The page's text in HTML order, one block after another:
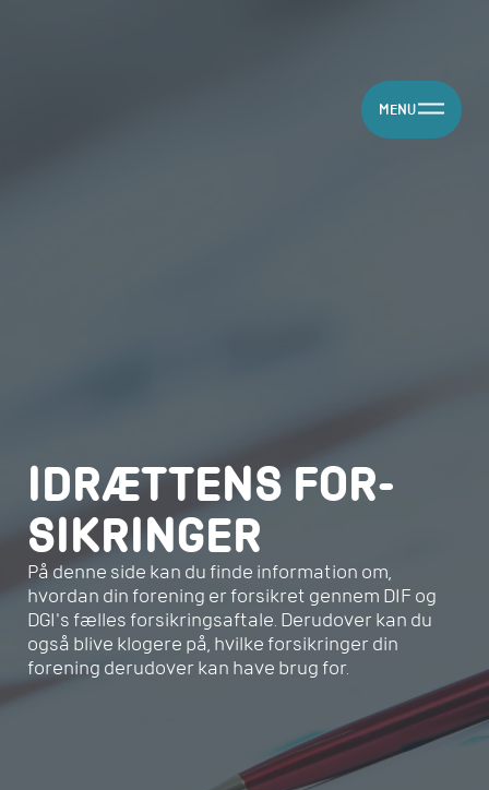
MENU
IDRÆTTENS FOR­
SIKRINGER
På denne side kan du finde information om,
hvordan din forening er forsikret gennem DIF og
DGI's fælles forsikringsaftale. Derudover kan du
også blive klogere på, hvilke forsikringer din
forening derudover kan have brug for.